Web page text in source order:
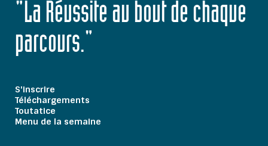
"La Réussite au bout de chaque
parcours."
S'inscrire
Téléchargements
Toutatice
Menu de la semaine